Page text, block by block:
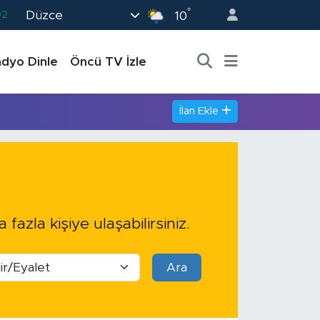
Düzce 10°
Dinle Öncü TV İzle
İlan Ekle
fazla kişiye ulaşabilirsiniz.
Ara